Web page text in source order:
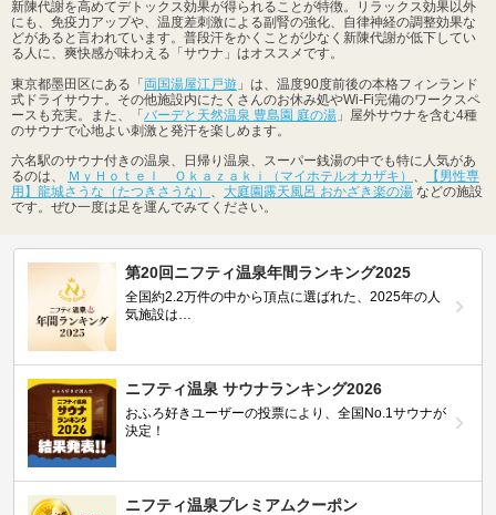
新陳代謝を高めてデトックス効果が得られることが特徴。リラックス効果以外
にも、免疫力アップや、温度差刺激による副腎の強化、自律神経の調整効果な
どがあると言われています。普段汗をかくことが少なく新陳代謝が低下してい
る人に、爽快感が味わえる「サウナ」はオススメです。
東京都墨田区にある「 両国湯屋江戸遊 」は、温度90度前後の本格フィンランド
式ドライサウナ。その他施設内にたくさんのお休み処やWi-Fi完備のワークスペ
ースも充実。また、「 バーデと天然温泉 豊島園 庭の湯 」屋外サウナを含む4種
のサウナで心地よい刺激と発汗を楽しめます。
六名駅のサウナ付きの温泉、日帰り温泉、スーパー銭湯の中でも特に人気があ
るのは、
ＭｙＨｏｔｅｌ Ｏｋａｚａｋｉ（マイホテルオカザキ） 、
【男性専
用】龍城さうな（たつきさうな） 、 大庭園露天風呂 おかざき楽の湯 などの施設
です。ぜひ一度は足を運んでみてください。
第20回ニフティ温泉年間ランキング2025
全国約2.2万件の中から頂点に選ばれた、2025年の人
気施設は…
ニフティ温泉 サウナランキング2026
おふろ好きユーザーの投票により、全国No.1サウナが
決定！
ニフティ温泉プレミアムクーポン